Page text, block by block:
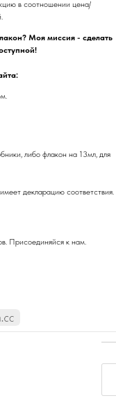
в соотношении цена/
Моя миссия - сделать
либо флакон на 13мл, для
декларацию соответствия.
Присоединяйся к нам.